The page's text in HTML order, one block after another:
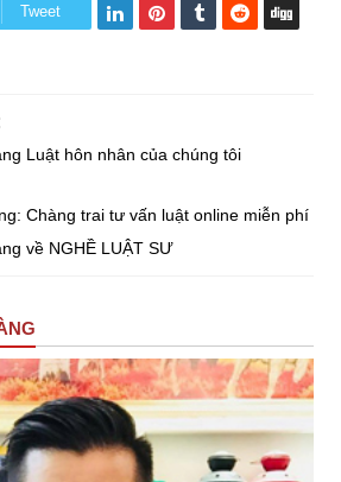
Tweet
Luật hôn nhân của chúng tôi
Chàng trai tư vấn luật online miễn phí
về NGHỀ LUẬT SƯ